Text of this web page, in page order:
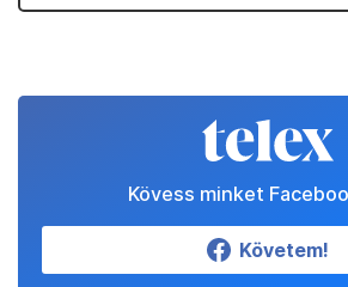
Kövess minket
Követem!